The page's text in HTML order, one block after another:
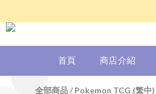
首頁 商店介紹
全部商品/Pokemon TCG (繁中)